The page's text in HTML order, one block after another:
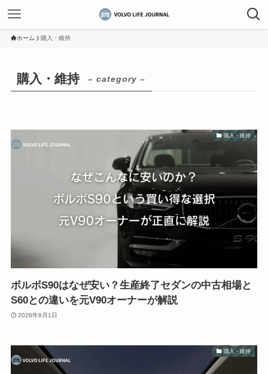
ホーム 購入・維持
購入・維持 – category –
購入・維持
ボルボS90はなぜ安い？生産終了セダンの中古相場と
S60との違いを元V90オーナーが解説
2026年8月1日
購入・維持